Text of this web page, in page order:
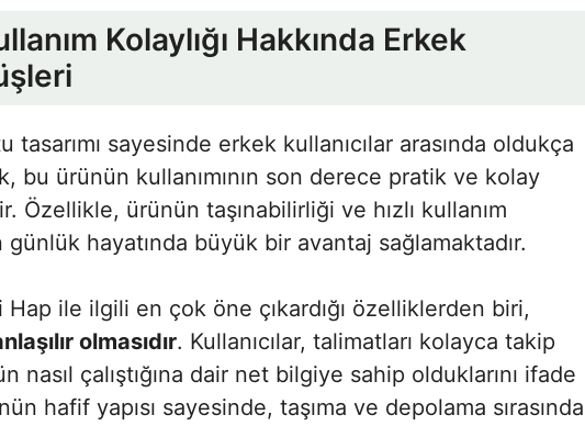
Kolaylığı Hakkında Erkek
tasarımı sayesinde erkek kullanıcılar arasında oldukça
bu ürünün kullanımının son derece pratik ve kolay
Özellikle, ürünün taşınabilirliği ve hızlı kullanım
günlük hayatında büyük bir avantaj sağlamaktadır.
Hap ile ilgili en çok öne çıkardığı özelliklerden biri,
olmasıdır. Kullanıcılar, talimatları kolayca takip
nasıl çalıştığına dair net bilgiye sahip olduklarını ifade
hafif yapısı sayesinde, taşıma ve depolama sırasında